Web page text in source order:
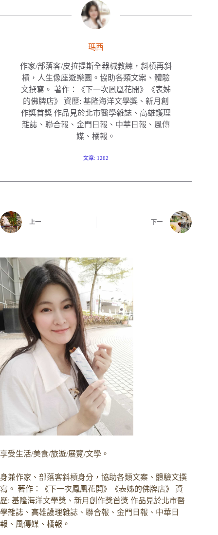
瑪西
作家/部落客/皮拉提斯全器械教練，斜槓再斜
槓，人生像座遊樂園。協助各類文案、體驗
文撰寫。 著作：《下一次鳳凰花開》《表姊
的佛牌店》 資歷: 基隆海洋文學獎、新月創
作獎首獎 作品見於北市醫學雜誌、高雄護理
雜誌、聯合報、金門日報、中華日報、風傳
媒、橘報。
文章: 1262
上一 下一
享受生活/美食/旅遊/展覽/文學。
身兼作家、部落客斜槓身分，協助各類文案、體驗文撰
寫。 著作：《下一次鳳凰花開》《表姊的佛牌店》 資
歷: 基隆海洋文學獎、新月創作獎首獎 作品見於北市醫
學雜誌、高雄護理雜誌、聯合報、金門日報、中華日
報、風傳媒、橘報。